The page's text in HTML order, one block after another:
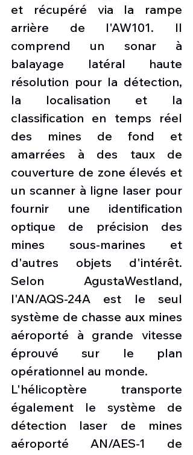
et récupéré via la rampe
arrière de l'AW101. Il
comprend un sonar à
balayage latéral haute
résolution pour la détection,
la localisation et la
classification en temps réel
des mines de fond et
amarrées à des taux de
couverture de zone élevés et
un scanner à ligne laser pour
fournir une identification
optique de précision des
mines sous-marines et
d'autres objets d'intérêt.
Selon AgustaWestland,
l'AN/AQS-24A est le seul
système de chasse aux mines
aéroporté à grande vitesse
éprouvé sur le plan
opérationnel au monde.
L'hélicoptère transporte
également le système de
détection laser de mines
aéroporté AN/AES-1 de